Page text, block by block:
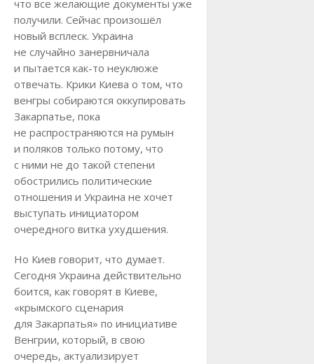
что все желающие документы уже
получили. Сейчас произошёл
новый всплеск. Украина
не случайно занервничала
и пытается как-то неуклюже
отвечать. Крики Киева о том, что
венгры собираются оккупировать
Закарпатье, пока
не распространяются на румын
и поляков только потому, что
с ними не до такой степени
обострились политические
отношения и Украина не хочет
выступать инициатором
очередного витка ухудшения.
Но Киев говорит, что думает.
Сегодня Украина действительно
боится, как говорят в Киеве,
«крымского сценария
для Закарпатья» по инициативе
Венгрии, который, в свою
очередь, актуализирует